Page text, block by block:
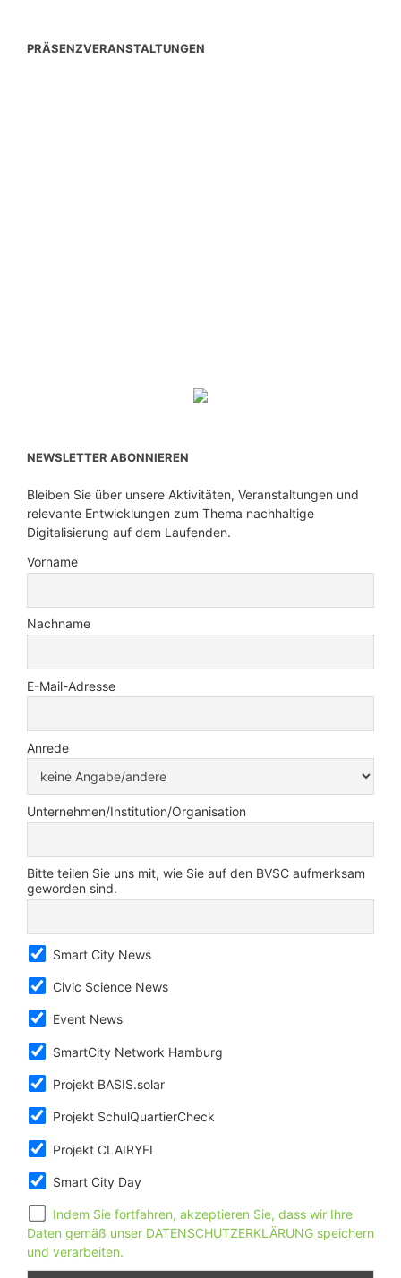
PRÄSENZVERANSTALTUNGEN
NEWSLETTER ABONNIEREN
Bleiben Sie über unsere Aktivitäten, Veranstaltungen und
relevante Entwicklungen zum Thema nachhaltige
Digitalisierung auf dem Laufenden.
Vorname
Nachname
E-Mail-Adresse
Anrede
Unternehmen/Institution/Organisation
Bitte teilen Sie uns mit, wie Sie auf den BVSC aufmerksam
geworden sind.
Smart City News
Civic Science News
Event News
SmartCity Network Hamburg
Projekt BASIS.solar
Projekt SchulQuartierCheck
Projekt CLAIRYFI
Smart City Day
Indem Sie fortfahren, akzeptieren Sie, dass wir Ihre
Daten gemäß unser DATENSCHUTZERKLÄRUNG speichern
und verarbeiten.